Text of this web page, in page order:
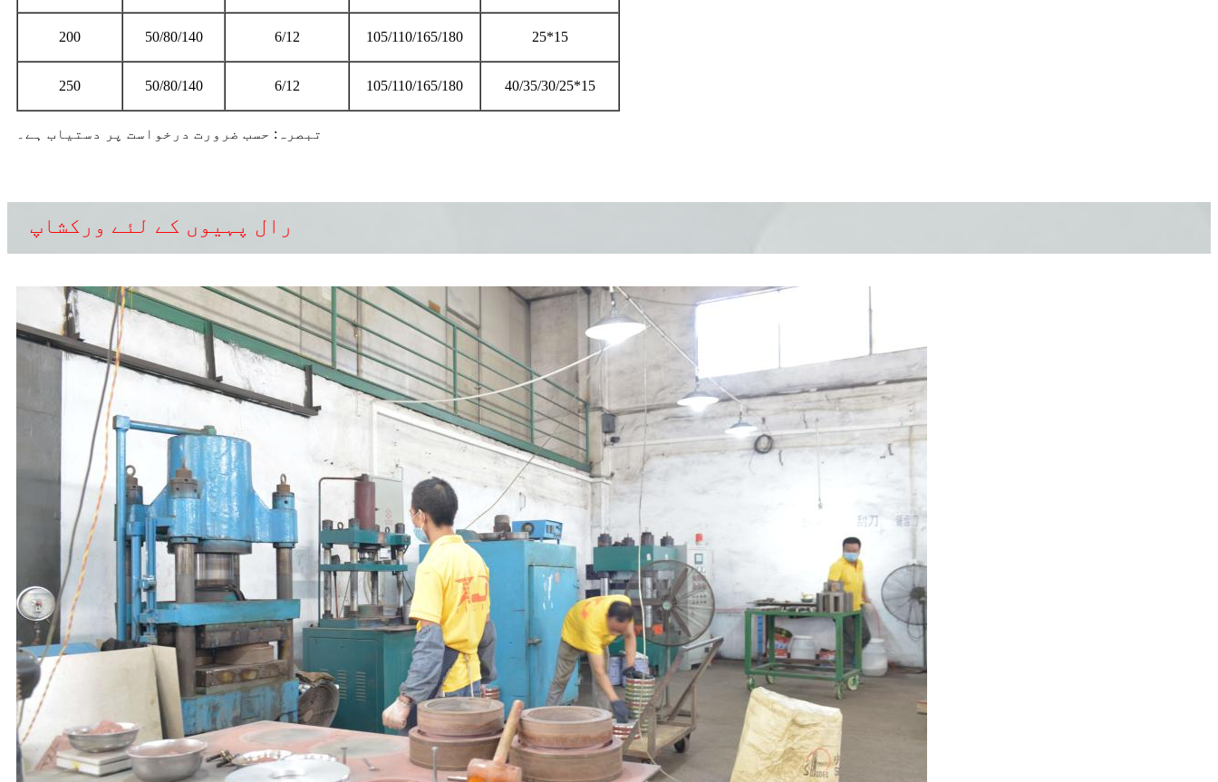
200 50/80/140 6/12 105/110/165/180 25*15
250 50/80/140 6/12 105/110/165/180 40/35/30/25*15
تبصرہ: حسب ضرورت درخواست پر دستیاب ہے۔
رال پہیوں کے لئے ورکشاپ